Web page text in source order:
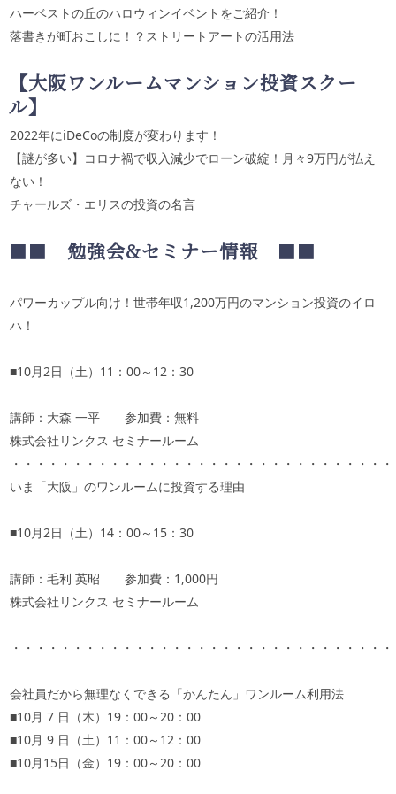
ハーベストの丘のハロウィンイベントをご紹介！
落書きが町おこしに！？ストリートアートの活用法
【大阪ワンルームマンション投資スクー
ル】
2022年にiDeCoの制度が変わります！
【謎が多い】コロナ禍で収入減少でローン破綻！月々9万円が払え
ない！
チャールズ・エリスの投資の名言
■■ 勉強会&セミナー情報 ■■
パワーカップル向け！世帯年収1,200万円のマンション投資のイロ
ハ！
■10月2日（土） 11 ： 00～ 12 ： 30
講師：大森 一平 参加費：無料
株式会社リンクス セミナールーム
・・・・・・・・・・・・・・・・・・・・・・・・・・・・・・
いま「大阪」のワンルームに投資する理由
■10月2日（土） 14 ： 00～ 15 ： 30
講師：毛利 英昭 参加費： 1,000円
株式会社リンクス セミナールーム
・・・・・・・・・・・・・・・・・・・・・・・・・・・・・・
会社員だから無理なくできる「かんたん」ワンルーム利用法
■10月 7 日（木） 19 ： 00～20 ： 00
■10月 9 日（土） 11 ： 00～ 12 ： 00
■10月 15日（金） 19 ： 00～20 ： 00